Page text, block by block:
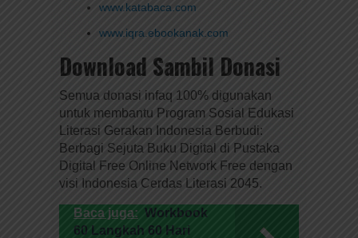
www.katabaca.com
www.iqra.ebookanak.com
Download Sambil Donasi
Semua donasi infaq 100% digunakan
untuk membantu Program Sosial Edukasi
Literasi Gerakan Indonesia Berbudi:
Berbagi Sejuta Buku Digital di Pustaka
Digital Free Online Network Free dengan
visi Indonesia Cerdas Literasi 2045.
Baca juga: Workbook
60 Langkah 60 Hari